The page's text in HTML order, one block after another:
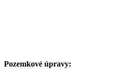
Pozemkové úpravy: